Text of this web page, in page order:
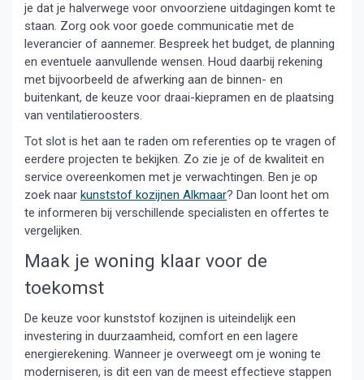
je dat je halverwege voor onvoorziene uitdagingen komt te
staan. Zorg ook voor goede communicatie met de
leverancier of aannemer. Bespreek het budget, de planning
en eventuele aanvullende wensen. Houd daarbij rekening
met bijvoorbeeld de afwerking aan de binnen- en
buitenkant, de keuze voor draai-kiepramen en de plaatsing
van ventilatieroosters.
Tot slot is het aan te raden om referenties op te vragen of
eerdere projecten te bekijken. Zo zie je of de kwaliteit en
service overeenkomen met je verwachtingen. Ben je op
zoek naar kunststof kozijnen Alkmaar? Dan loont het om
te informeren bij verschillende specialisten en offertes te
vergelijken.
Maak je woning klaar voor de
toekomst
De keuze voor kunststof kozijnen is uiteindelijk een
investering in duurzaamheid, comfort en een lagere
energierekening. Wanneer je overweegt om je woning te
moderniseren, is dit een van de meest effectieve stappen